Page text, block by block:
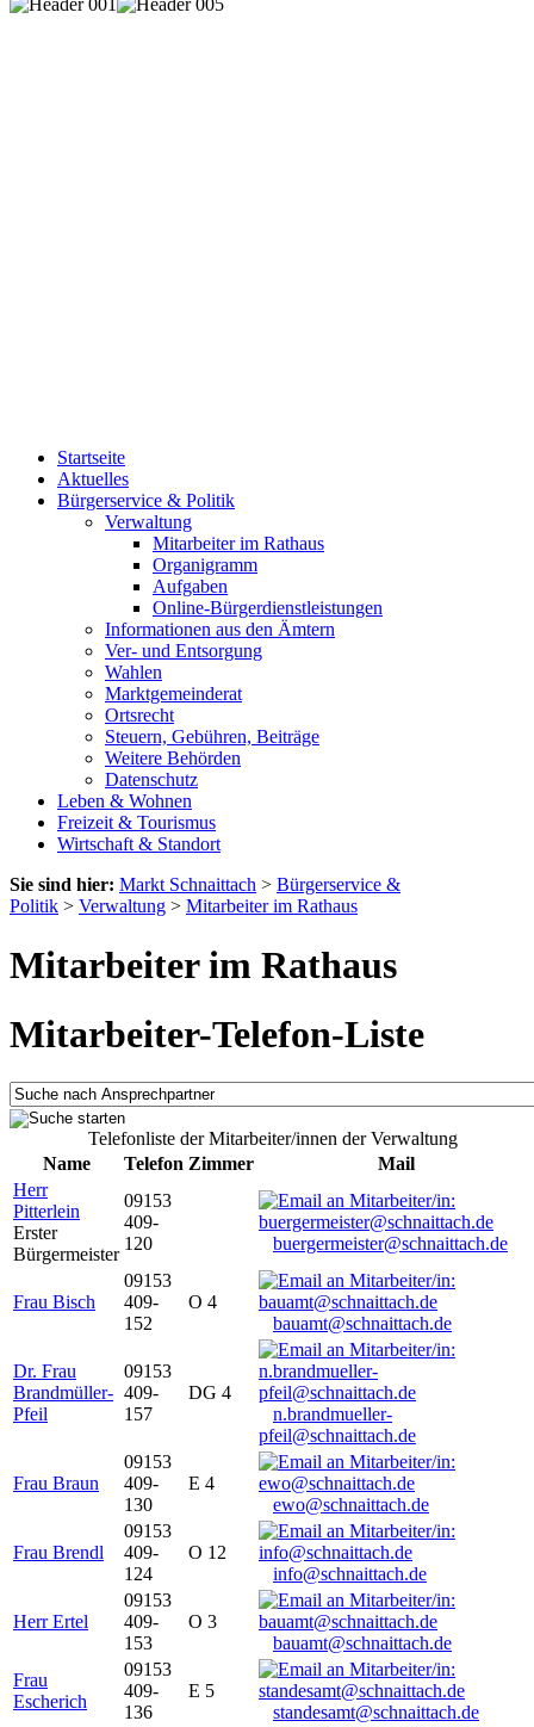
Startseite
Aktuelles
Bürgerservice & Politik
Verwaltung
Mitarbeiter im Rathaus
Organigramm
Aufgaben
Online-Bürgerdienstleistungen
Informationen aus den Ämtern
Ver- und Entsorgung
Wahlen
Marktgemeinderat
Ortsrecht
Steuern, Gebühren, Beiträge
Weitere Behörden
Datenschutz
Leben & Wohnen
Freizeit & Tourismus
Wirtschaft & Standort
Sie sind hier: Markt Schnaittach > Bürgerservice &
Politik > Verwaltung > Mitarbeiter im Rathaus
Mitarbeiter im Rathaus
Mitarbeiter-Telefon-Liste
Telefonliste der Mitarbeiter/innen der Verwaltung
Name
Telefon Zimmer
Mail
Herr
Pitterlein
Erster
Bürgermeister
09153
409-
120
buergermeister@schnaittach.de
Frau Bisch
09153
409-
152
O 4
bauamt@schnaittach.de
Dr. Frau
Brandmüller-
Pfeil
09153
409-
157
DG 4
n.brandmueller-
pfeil@schnaittach.de
Frau Braun
09153
409-
130
E 4
ewo@schnaittach.de
Frau Brendl
09153
409-
124
O 12
info@schnaittach.de
Herr Ertel
09153
409-
153
O 3
bauamt@schnaittach.de
Frau
Escherich
09153
409-
136
E 5
standesamt@schnaittach.de